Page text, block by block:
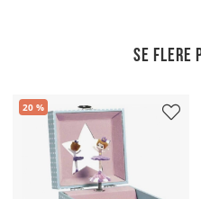
Se flere
20